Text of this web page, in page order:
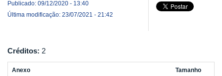
Publicado: 09/12/2020 - 13:40
Última modificação: 23/07/2021 - 21:42
Créditos: 2
Anexo Tamanho